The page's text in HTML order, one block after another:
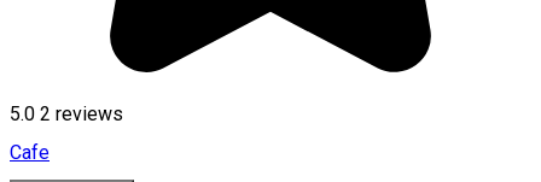
5.0 2 reviews
Cafe